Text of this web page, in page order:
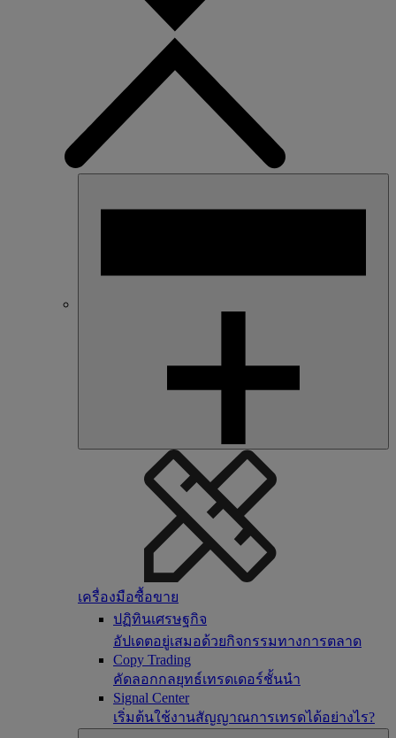
เครื่องมือซื้อขาย
ปฏิทินเศรษฐกิจ
อัปเดตอยู่เสมอด้วยกิจกรรมทางการตลาด
Copy Trading
คัดลอกกลยุทธ์เทรดเดอร์ชั้นนำ
Signal Center
เริ่มต้นใช้งานสัญญาณการเทรดได้อย่างไร?